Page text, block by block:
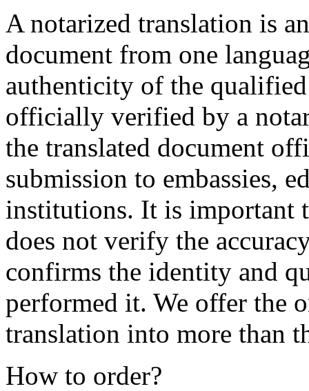
A notarized translation is
document from one
authenticity of the qualified
officially verified by a
the translated document
submission to embassies,
institutions. It is important
does not verify the
confirms the identity and
performed it. We offer the
translation into more than
How to order?